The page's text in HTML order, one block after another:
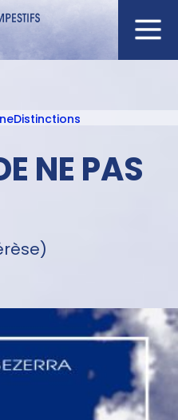
Aller
au
Distinctions
NE PAS